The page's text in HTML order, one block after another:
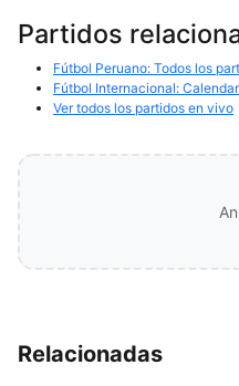
Partidos
Fútbol Peruano: Todos los
Fútbol Internacional:
Ver todos los partidos en vivo
Relacionadas